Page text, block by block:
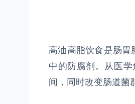
高油高脂饮食是肠胃
中的防腐剂。从医
间，同时改变肠道菌